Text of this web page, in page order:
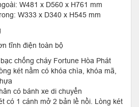
W481 x D560 x H761 mm
x D340 x H545 mm
tĩnh điện toàn bộ
chống cháy Fortune Hòa Phát
có khóa chìa, khóa mã,
xe di chuyển
mở 2 bản lề nồi. Lòng két